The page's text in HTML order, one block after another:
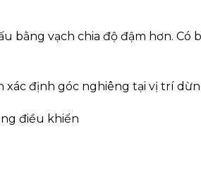
bằng vạch chia độ đậm hơn. Có
xác định góc nghiêng tại vị trí
điều khiển